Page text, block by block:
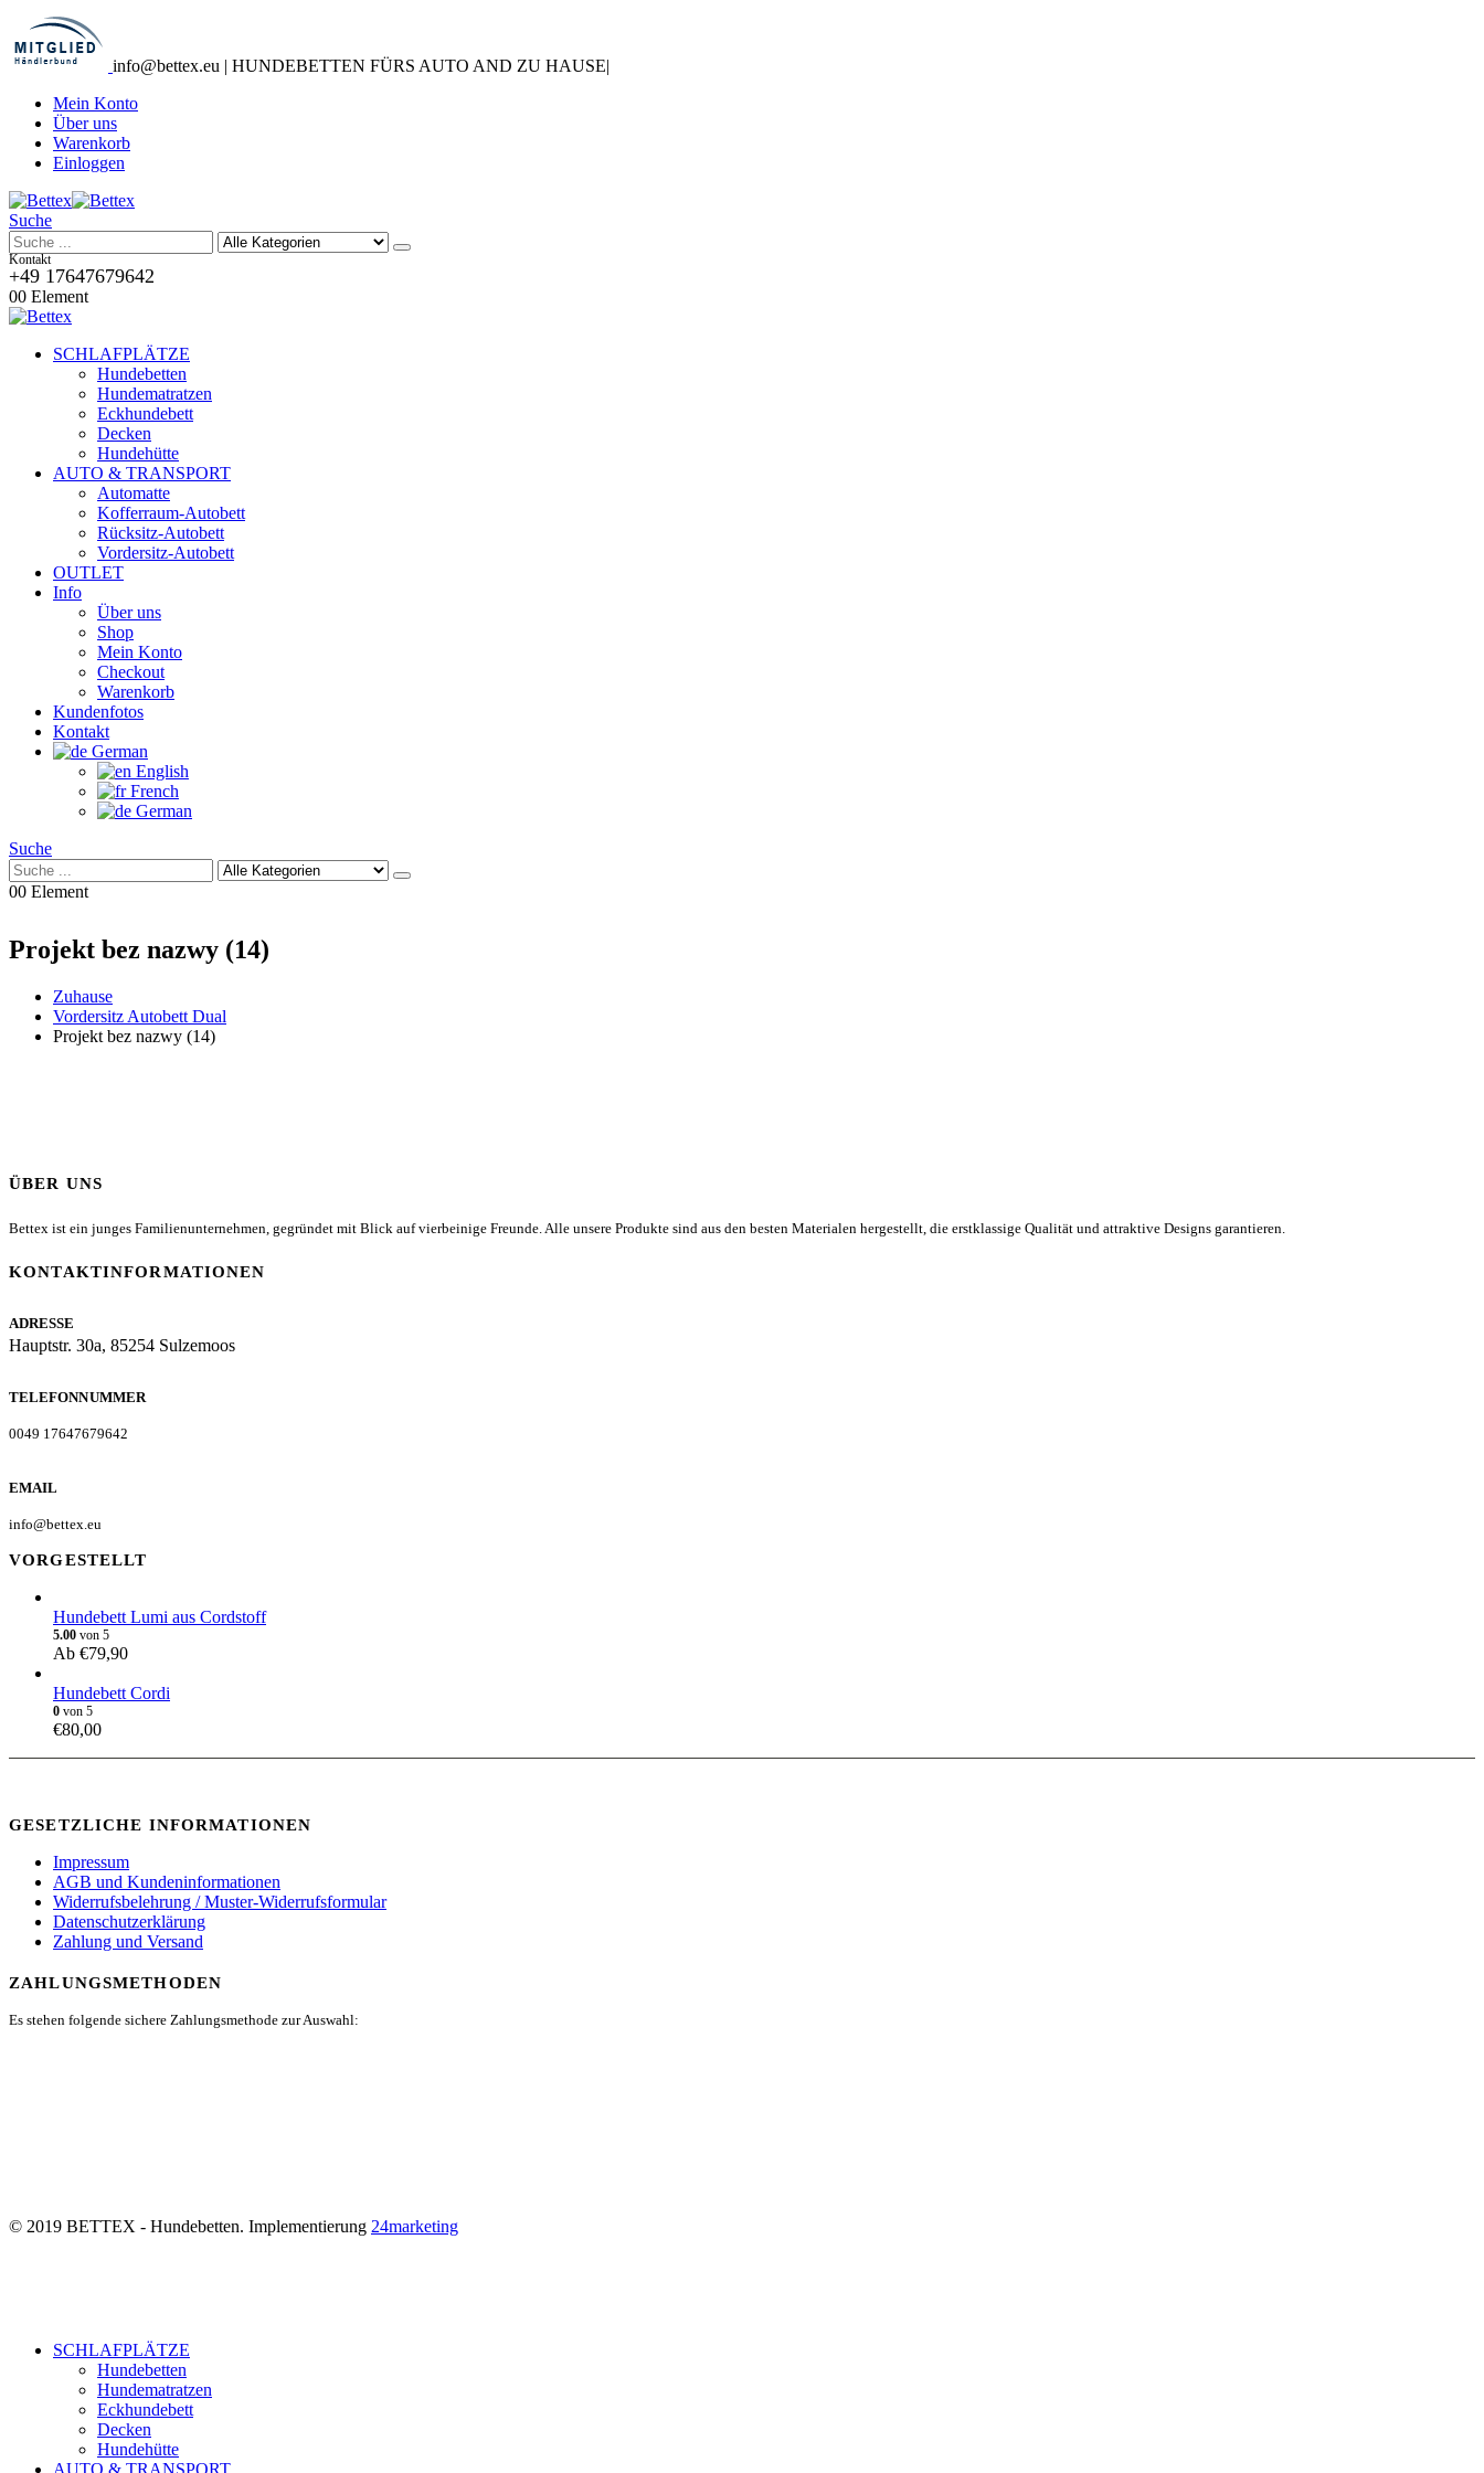
info@bettex.eu | HUNDEBETTEN FÜRS AUTO AND ZU HAUSE|
Mein Konto
Über uns
Warenkorb
Einloggen
Suche
Kontakt
+49 17647679642
00 Element
SCHLAFPLÄTZE
Hundebetten
Hundematratzen
Eckhundebett
Decken
Hundehütte
AUTO & TRANSPORT
Automatte
Kofferraum-Autobett
Rücksitz-Autobett
Vordersitz-Autobett
OUTLET
Info
Über uns
Shop
Mein Konto
Checkout
Warenkorb
Kundenfotos
Kontakt
German
English
French
German
Suche
00 Element
Projekt bez nazwy (14)
Zuhause
Vordersitz Autobett Dual
Projekt bez nazwy (14)
ÜBER UNS
Bettex ist ein junges Familienunternehmen, gegründet mit Blick auf vierbeinige Freunde. Alle unsere Produkte sind aus den besten Materialen hergestellt, die erstklassige Qualität und attraktive Designs garantieren.
KONTAKTINFORMATIONEN
ADRESSE
Hauptstr. 30a, 85254 Sulzemoos
TELEFONNUMMER
0049 17647679642
EMAIL
info@bettex.eu
VORGESTELLT
Hundebett Lumi aus Cordstoff
5.00 von 5
Ab €79,90
Hundebett Cordi
0 von 5
€80,00
GESETZLICHE INFORMATIONEN
Impressum
AGB und Kundeninformationen
Widerrufsbelehrung / Muster-Widerrufsformular
Datenschutzerklärung
Zahlung und Versand
ZAHLUNGSMETHODEN
Es stehen folgende sichere Zahlungsmethode zur Auswahl:
© 2019 BETTEX - Hundebetten. Implementierung 24marketing
SCHLAFPLÄTZE
Hundebetten
Hundematratzen
Eckhundebett
Decken
Hundehütte